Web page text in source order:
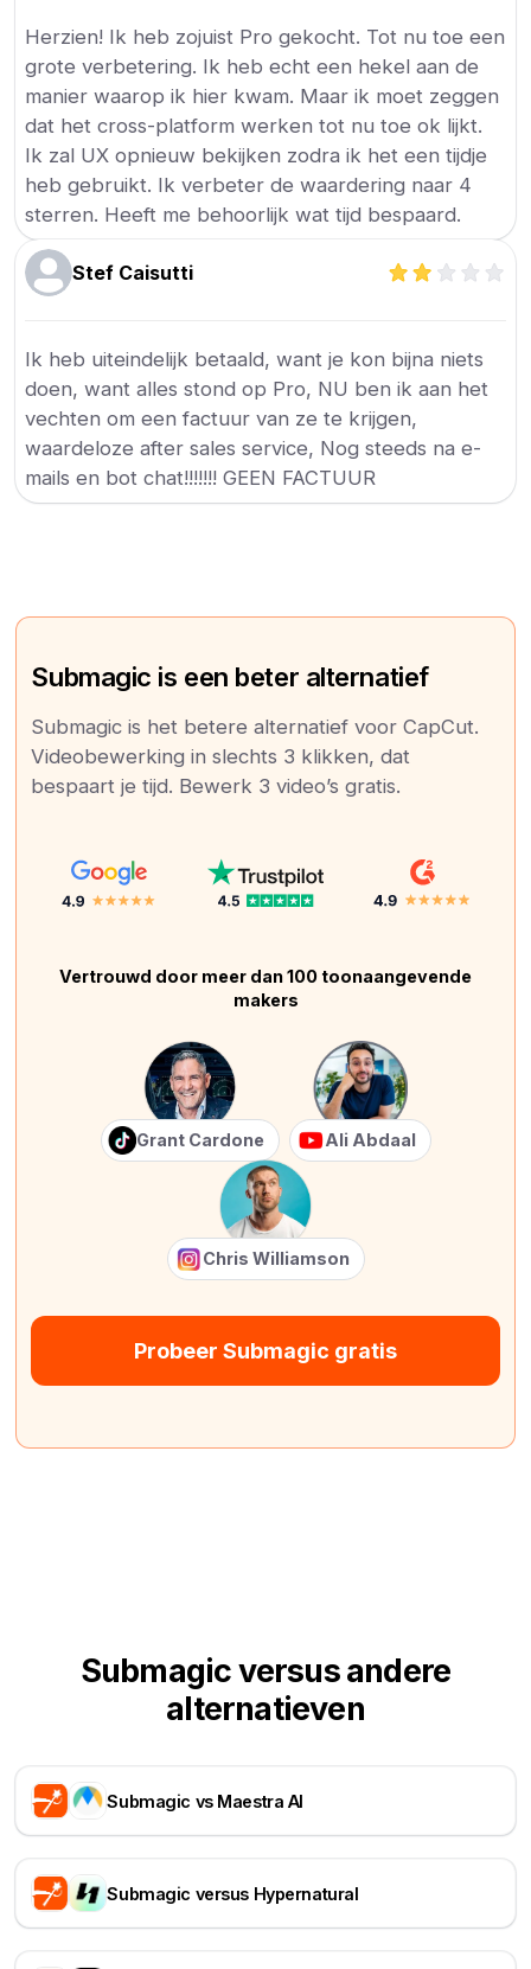
Herzien! Ik heb zojuist Pro gekocht. Tot nu toe een
grote verbetering. Ik heb echt een hekel aan de
manier waarop ik hier kwam. Maar ik moet zeggen
dat het cross-platform werken tot nu toe ok lijkt.
Ik zal UX opnieuw bekijken zodra ik het een tijdje
heb gebruikt. Ik verbeter de waardering naar 4
sterren. Heeft me behoorlijk wat tijd bespaard.
Stef Caisutti
Ik heb uiteindelijk betaald, want je kon bijna niets
doen, want alles stond op Pro, NU ben ik aan het
vechten om een factuur van ze te krijgen,
waardeloze after sales service, Nog steeds na e-
mails en bot chat!!!!!!! GEEN FACTUUR
Submagic is een beter alternatief
Submagic is het betere alternatief voor CapCut.
Videobewerking in slechts 3 klikken, dat
bespaart je tijd. Bewerk 3 video’s gratis.
Vertrouwd door meer dan 100 toonaangevende
makers
Grant Cardone Ali Abdaal
Chris Williamson
Probeer Submagic gratis
Submagic versus andere
alternatieven
Submagic vs Maestra AI
Submagic versus Hypernatural